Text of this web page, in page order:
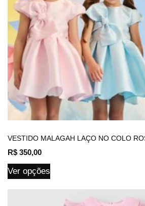
VESTIDO MALAGAH LAÇO NO COLO
R$ 350,00
Ver opções